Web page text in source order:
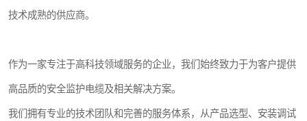
技术成熟的供应商。
作为一家专注于高科技领域服务的企业，我们始终致力于为客户提供
高品质的安全监护电缆及相关解决方案。
我们拥有专业的技术团队和完善的服务体系，从产品选型、安装调试